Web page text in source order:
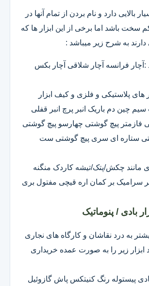
بالایی دارد و نام بردن از تمام آنها در
سخت باشد اما برخی از این ابزار ها که
دارند به شرح زیر میباشد :
:آچار فرانسه آچار شلاقی آچار بکس
های پلاستیکی و فلزی و کیف ابزار
سیم چین دم باریک انبر پرچ انبر قفلی
فازمتر پیچ گوشتی چهارسو پیچ گوشتی
ستاره ای سری پیچ گوشتی ست
مانند چکش/پتک/تیشه کاردک منگنه
سرامیک بر کمان اره قیچی مفتول بری
بادی / پنوماتیک
به درد نقاشان و کارگاه های نجاری
ابزار زیر را به صورت عمده خریداری
بادی پیستوله رنگ کنیتکس پاش گازوئیل